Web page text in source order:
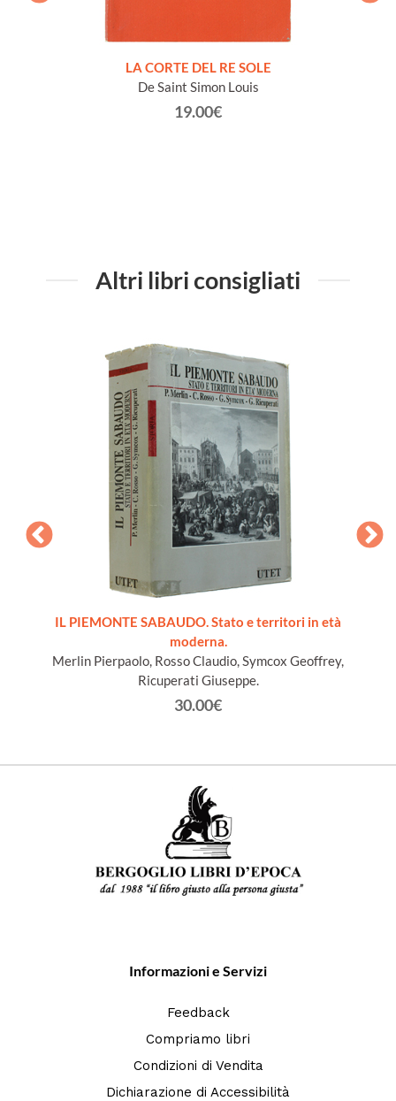
LA CORTE DEL RE SOLE
De Saint Simon Louis
19.00€
Altri libri consigliati
IL PIEMONTE SABAUDO. Stato e territori in età
moderna.
Merlin Pierpaolo, Rosso Claudio, Symcox Geoffrey,
Ricuperati Giuseppe.
30.00€
Informazioni e Servizi
Feedback
Compriamo libri
Condizioni di Vendita
Dichiarazione di Accessibilità